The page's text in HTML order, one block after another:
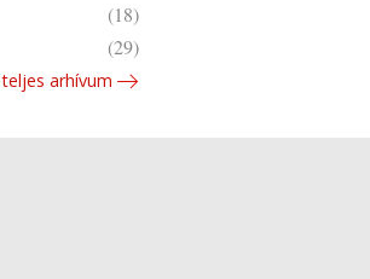
(18)
(29)
teljes arhívum